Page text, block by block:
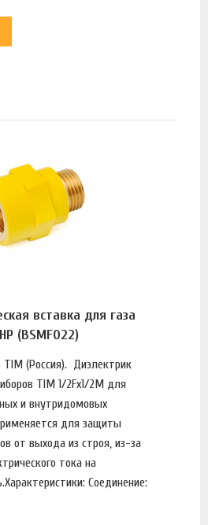
вставка для газа
(BSMF022)
TIM (Россия). Диэлектрик
TIM 1/2Fх1/2М для
и внутридомовых
для защиты
от выхода из строя, из-за
тока на
Соединение: